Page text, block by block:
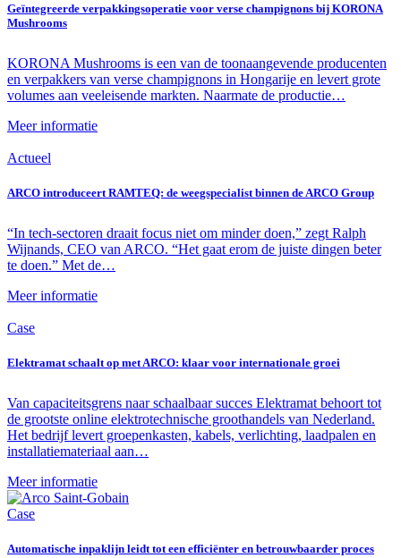
Geïntegreerde verpakkingsoperatie voor verse champignons bij KORONA
Mushrooms
KORONA Mushrooms is een van de toonaangevende producenten
en verpakkers van verse champignons in Hongarije en levert grote
volumes aan veeleisende markten. Naarmate de productie…
Meer informatie
Actueel
ARCO introduceert RAMTEQ: de weegspecialist binnen de ARCO Group
“In tech-sectoren draait focus niet om minder doen,” zegt Ralph
Wijnands, CEO van ARCO. “Het gaat erom de juiste dingen beter
te doen.” Met de…
Meer informatie
Case
Elektramat schaalt op met ARCO: klaar voor internationale groei
Van capaciteitsgrens naar schaalbaar succes Elektramat behoort tot
de grootste online elektrotechnische groothandels van Nederland.
Het bedrijf levert groepenkasten, kabels, verlichting, laadpalen en
installatiemateriaal aan…
Meer informatie
Case
Automatische inpaklijn leidt tot een efficiënter en betrouwbaarder proces